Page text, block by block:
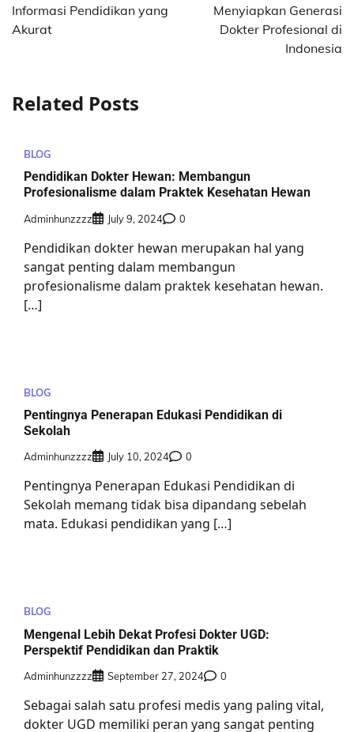
Informasi Pendidikan yang
Akurat
Menyiapkan Generasi
Dokter Profesional di
Indonesia
Related Posts
BLOG
Pendidikan Dokter Hewan: Membangun
Profesionalisme dalam Praktek Kesehatan Hewan
Adminhunzzzz July 9, 2024 0
Pendidikan dokter hewan merupakan hal yang
sangat penting dalam membangun
profesionalisme dalam praktek kesehatan hewan.
[…]
BLOG
Pentingnya Penerapan Edukasi Pendidikan di
Sekolah
Adminhunzzzz July 10, 2024 0
Pentingnya Penerapan Edukasi Pendidikan di
Sekolah memang tidak bisa dipandang sebelah
mata. Edukasi pendidikan yang […]
BLOG
Mengenal Lebih Dekat Profesi Dokter UGD:
Perspektif Pendidikan dan Praktik
Adminhunzzzz September 27, 2024 0
Sebagai salah satu profesi medis yang paling vital,
dokter UGD memiliki peran yang sangat penting